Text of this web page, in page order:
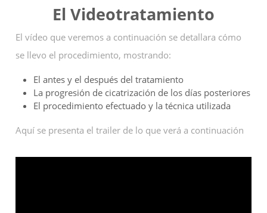
El Videotratamiento
El vídeo que veremos a continuación se detallara cómo
se llevo el procedimiento, mostrando:
El antes y el después del tratamiento
La progresión de cicatrización de los días posteriores
El procedimiento efectuado y la técnica utilizada
Aquí se presenta el trailer de lo que verá a continuación